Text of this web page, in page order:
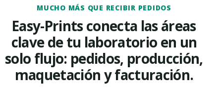
MUCHO MÁS QUE RECIBIR PEDIDOS
Easy-Prints conecta las áreas
clave de tu laboratorio en un
solo flujo: pedidos, producción,
maquetación y facturación.